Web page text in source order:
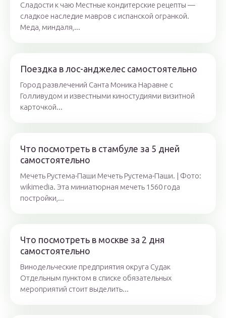
Сладости к чаю Местные кондитерские рецепты —
сладкое наследие мавров с испанской огранкой.
Меда, миндаля,...
Поездка в лос-анджелес самостоятельно
Город развлечений Санта Моника Наравне с
Голливудом и известными киностудиями визитной
карточкой...
Что посмотреть в стамбуле за 5 дней
самостоятельно
Мечеть Рустема-Паши Мечеть Рустема-Паши. | Фото:
wikimedia. Эта миниатюрная мечеть 1560 года
постройки,...
Что посмотреть в москве за 2 дня
самостоятельно
Винодельческие предприятия округа Судак
Отдельным пунктом в списке обязательных
мероприятий стоит выделить...